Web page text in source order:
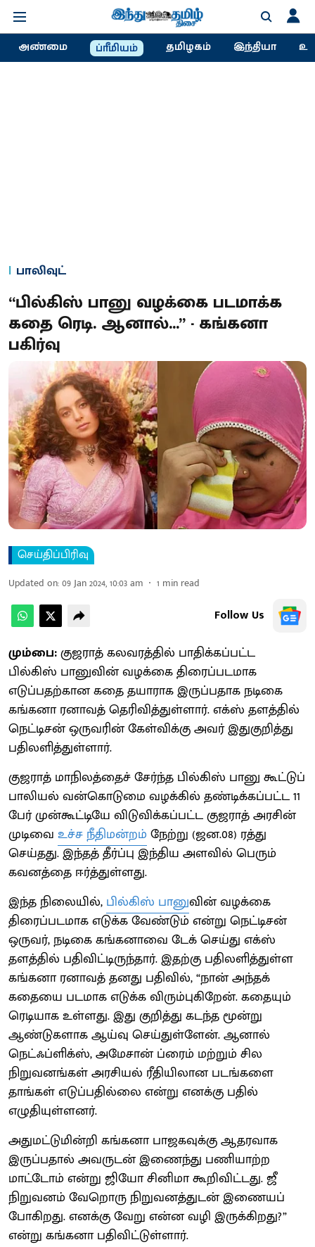
அண்மை ப்ரீமியம் தமிழகம் இந்தியா
பாலிவுட்
“பில்கிஸ் பானு வழக்கை படமாக்க
கதை ரெடி. ஆனால்...” - கங்கனா
பகிர்வு
செய்திப்பிரிவு
Updated on:09 Jan 2024, 10:03 am 1 min read
Follow Us
மும்பை:குஜராத் கலவரத்தில் பாதிக்கப்பட்ட
பில்கிஸ் பானுவின் வழக்கை திரைப்படமாக
எடுப்பதற்கான கதை தயாராக இருப்பதாக நடிகை
கங்கனா ரனாவத் தெரிவித்துள்ளார். எக்ஸ் தளத்தில்
நெட்டிசன் ஒருவரின் கேள்விக்கு அவர் இதுகுறித்து
பதிலளித்துள்ளார்.
குஜராத் மாநிலத்தைச் சேர்ந்த பில்கிஸ் பானு கூட்டுப்
பாலியல் வன்கொடுமை வழக்கில் தண்டிக்கப்பட்ட 11
பேர் முன்கூட்டியே விடுவிக்கப்பட்ட குஜராத் அரசின்
முடிவை உச்ச நீதிமன்றம் நேற்று (ஜன.08) ரத்து
செய்தது. இந்தத் தீர்ப்பு இந்திய அளவில் பெரும்
கவனத்தை ஈர்த்துள்ளது.
இந்த நிலையில், பில்கிஸ் பானுவின் வழக்கை
திரைப்படமாக எடுக்க வேண்டும் என்று நெட்டிசன்
ஒருவர், நடிகை கங்கனாவை டேக் செய்து எக்ஸ்
தளத்தில் பதிவிட்டிருந்தார். இதற்கு பதிலளித்துள்ள
கங்கனா ரனாவத் தனது பதிவில், “நான் அந்தக்
கதையை படமாக எடுக்க விரும்புகிறேன். கதையும்
ரெடியாக உள்ளது. இது குறித்து கடந்த மூன்று
ஆண்டுகளாக ஆய்வு செய்துள்ளேன். ஆனால்
நெட்ஃப்ளிக்ஸ், அமேசான் ப்ரைம் மற்றும் சில
நிறுவனங்கள் அரசியல் ரீதியிலான படங்களை
தாங்கள் எடுப்பதில்லை என்று எனக்கு பதில்
எழுதியுள்ளனர்.
அதுமட்டுமின்றி கங்கனா பாஜகவுக்கு ஆதரவாக
இருப்பதால் அவருடன் இணைந்து பணியாற்ற
மாட்டோம் என்று ஜியோ சினிமா கூறிவிட்டது. ஜீ
நிறுவனம் வேறொரு நிறுவனத்துடன் இணையப்
போகிறது. எனக்கு வேறு என்ன வழி இருக்கிறது?”
என்று கங்கனா பதிவிட்டுள்ளார்.